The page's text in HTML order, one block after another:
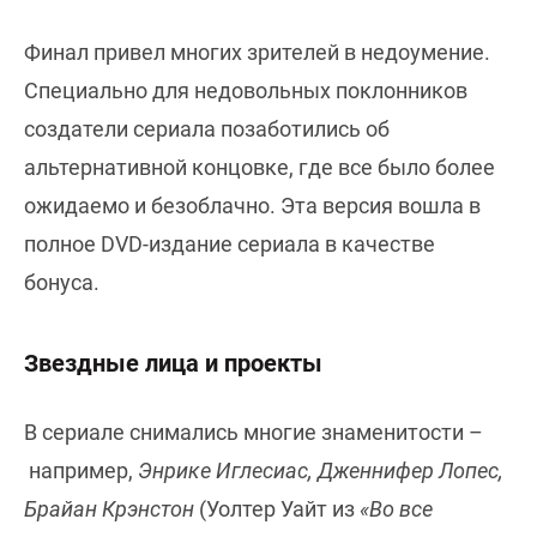
Финал привел многих зрителей в недоумение.
Специально для недовольных поклонников
создатели сериала позаботились об
альтернативной концовке, где все было более
ожидаемо и безоблачно. Эта версия вошла в
полное DVD-издание сериала в качестве
бонуса.
Звездные лица и проекты
В сериале снимались многие знаменитости –
например, Энрике Иглесиас, Дженнифер Лопес,
Брайан Крэнстон (Уолтер Уайт из «Во все